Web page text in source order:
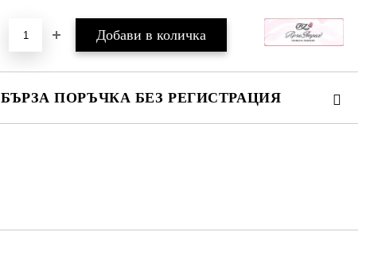
БЪРЗА ПОРЪЧКА БЕЗ РЕГИСТРАЦИЯ